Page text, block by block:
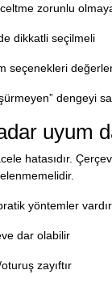
zorunlu
dikkatli seçilmeli
seçenekleri
dengeyi
uyum
hatasıdır.
yöntemler
dar olabilir
zayıftır